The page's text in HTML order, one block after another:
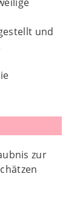
und
zur